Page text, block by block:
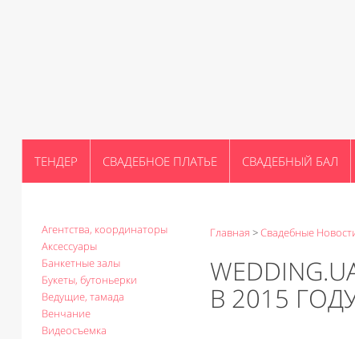
ТЕНДЕР СВАДЕБНОЕ ПЛАТЬЕ СВАДЕБНЫЙ БАЛ
Агентства, координаторы
Аксессуары
Банкетные залы
Букеты, бутоньерки
Ведущие, тамада
Венчание
Видеосъемка
Главная >Свадебные
В 2015